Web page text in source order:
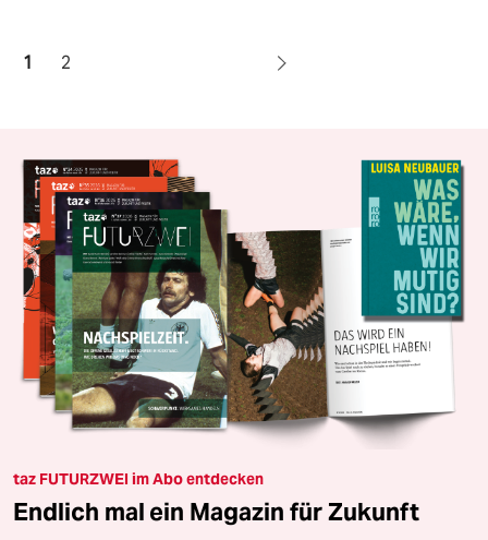
1 2
taz FUTURZWEI im Abo entdecken
Endlich mal ein Magazin für Zukunft